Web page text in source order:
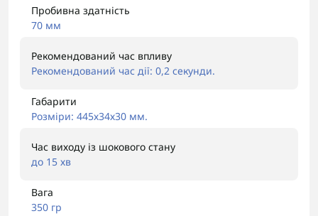
Пробивна здатність
70 мм
Рекомендований час впливу
Рекомендований час дії: 0,2 секунди.
Габарити
Розміри: 445х34х30 мм.
Час виходу із шокового стану
до 15 хв
Вага
350 гр